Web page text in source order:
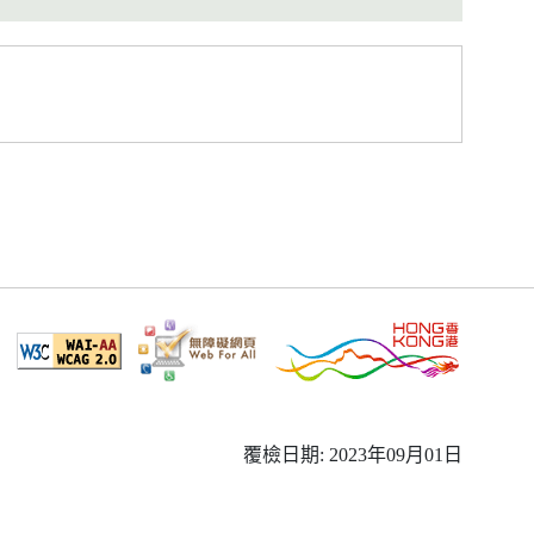
覆檢日期: 2023年09月01日